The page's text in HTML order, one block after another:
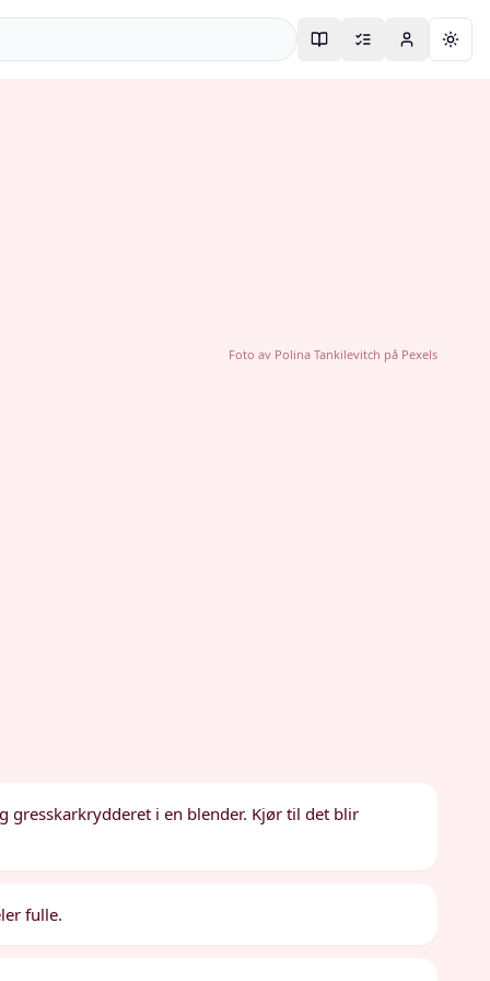
Foto av Polina Tankilevitch på Pexels
gresskarkrydderet i en blender. Kjør til det blir
fulle.